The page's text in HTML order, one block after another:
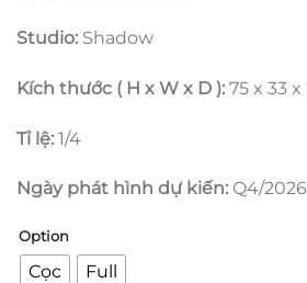
Studio: Shadow
Kích thước ( H x W x D ): 75 x 33
Tỉ lệ: 1/4
Ngày phát hình dự kiến: Q4/2026
Option
Cọc Full